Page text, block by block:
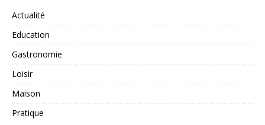
Actualité
Education
Gastronomie
Loisir
Maison
Pratique